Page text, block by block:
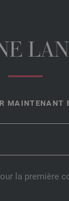
MAINTENANT
la première